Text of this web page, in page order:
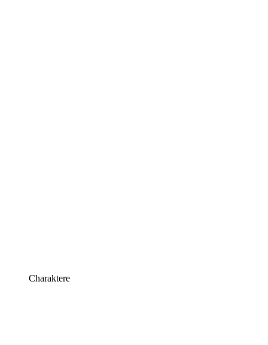
Charaktere